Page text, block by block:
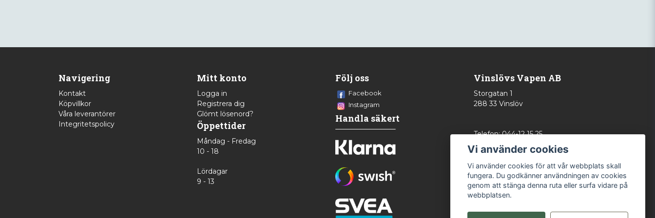
Navigering
Kontakt
Köpvillkor
Våra leverantörer
Integritetspolicy
Mitt konto
Logga in
Registrera dig
Glömt lösenord?
Öppettider
Måndag - Fredag
10 - 18
Lördagar
9 - 13
Följ oss
Facebook
Instagram
Handla säkert
Vinslövs Vapen AB
Storgatan 1
288 33 Vinslöv
Telefon: 044-12 15 25
info@vinslovsvapen.se
Vi använder cookies
Vi använder cookies för att vår webbplats skall
fungera. Du godkänner användningen av cookies
genom att stänga denna ruta eller surfa vidare på
webbplatsen.